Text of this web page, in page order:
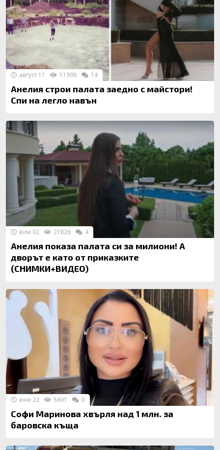
Анелия строи палата заедно с майстори!
Спи на легло навън
август 11 11998 14
Анелия показа палата си за милиони! А
дворът е като от приказките
(СНИМКИ+ВИДЕО)
юли 02 21826 4
Софи Маринова хвърля над 1 млн. за
баровска къща
юни 22 5691 0